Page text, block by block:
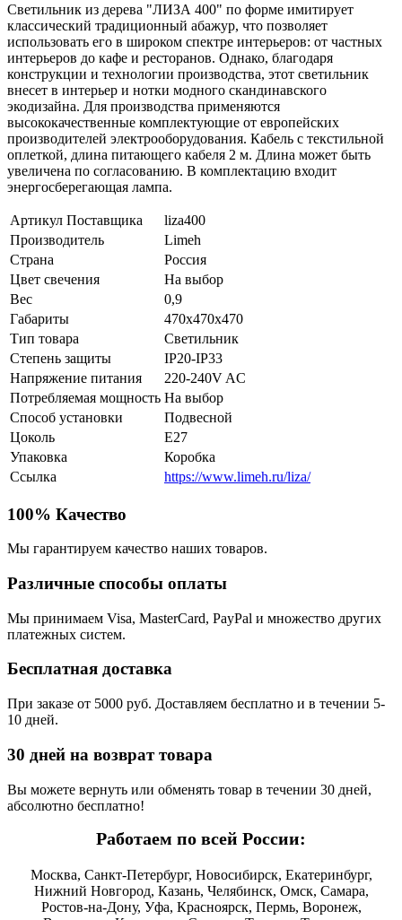
Светильник из дерева "ЛИЗА 400" по форме имитирует
классический традиционный абажур, что позволяет
использовать его в широком спектре интерьеров: от частных
интерьеров до кафе и ресторанов. Однако, благодаря
конструкции и технологии производства, этот светильник
внесет в интерьер и нотки модного скандинавского
экодизайна. Для производства применяются
высококачественные комплектующие от европейских
производителей электрооборудования. Кабель с текстильной
оплеткой, длина питающего кабеля 2 м. Длина может быть
увеличена по согласованию. В комплектацию входит
энергосберегающая лампа.
Артикул Поставщика
liza400
Производитель
Limeh
Страна
Россия
Цвет свечения
На выбор
Вес
0,9
Габариты
470x470x470
Тип товара
Светильник
Степень защиты
IP20-IP33
Напряжение питания
220-240V AC
Потребляемая мощность На выбор
Способ установки
Подвесной
Цоколь
E27
Упаковка
Коробка
Ссылка
https://www.limeh.ru/liza/
100% Качество
Мы гарантируем качество наших товаров.
Различные способы оплаты
Мы принимаем Visa, MasterCard, PayPal и множество других
платежных систем.
Бесплатная доставка
При заказе от 5000 руб. Доставляем бесплатно и в течении 5-
10 дней.
30 дней на возврат товара
Вы можете вернуть или обменять товар в течении 30 дней,
абсолютно бесплатно!
Работаем по всей России:
Москва, Санкт-Петербург, Новосибирск, Екатеринбург,
Нижний Новгород, Казань, Челябинск, Омск, Самара,
Ростов-на-Дону, Уфа, Красноярск, Пермь, Воронеж,